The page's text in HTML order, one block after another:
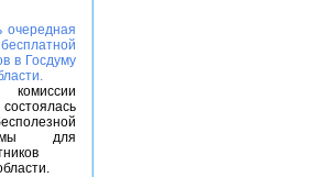
очередная
в Госдуму
для